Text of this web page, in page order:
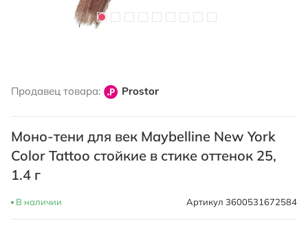
началу
изображений
Продавец товара: Prostor
Моно-тени для век Maybelline New York
Color Tattoo стойкие в стике оттенок 25,
1.4 г
В наличии Артикул 3600531672584